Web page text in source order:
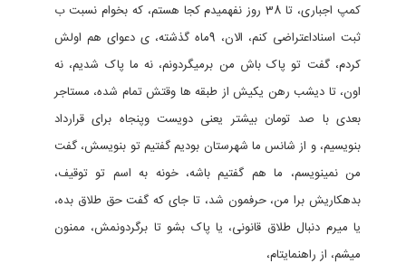
کمپ اجباری، تا 38 روز نفهمیدم کجا هستم، که بخوام نسبت ب
ثبت اسناداعتراضی کنم، الان، 9ماه گذشته، ی دعوای هم اولش
کردم، گفت تو پاک باش من برمیگردونم، نه ما پاک شدیم، نه
اون، تا دیشب رهن یکیش از طبقه ها وقتش تمام شده، مستاجر
بعدی با صد تومان بیشتر یعنی دویست وپنجاه برای قرارداد
بنویسیم، و از شانس ما شهرستان بودیم گفتیم تو بنویسش، گفت
من نمینویسم، ما هم گفتیم باشه، خونه به اسم تو توقیف،
بدهکاریش برا من، حرفمون شد، تا جای که گفت حق طلاق بده،
یا میرم دنبال طلاق قانونی، یا پاک بشو تا برگردونمش، ممنون
میشم، از راهنمایتام،